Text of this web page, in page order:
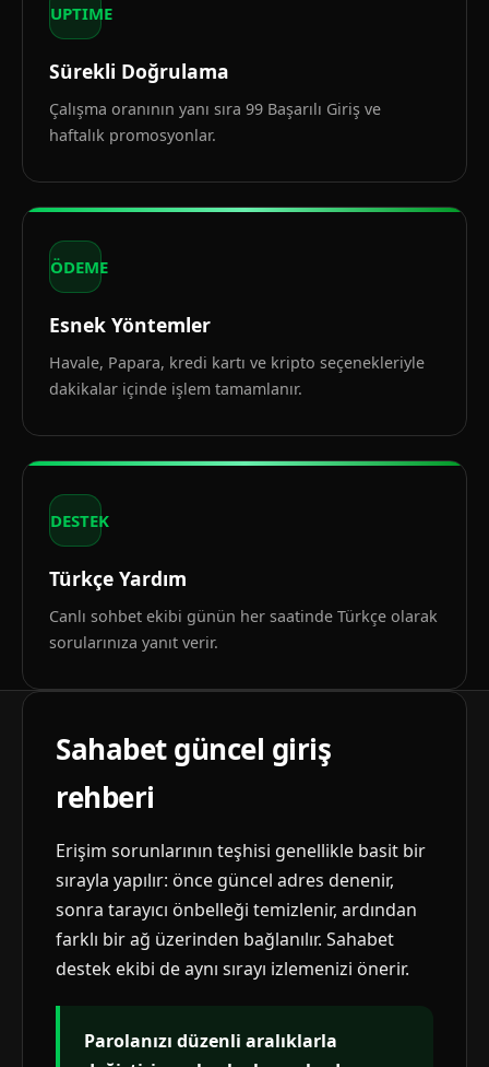
UPTIME
Sürekli Doğrulama
Çalışma oranının yanı sıra 99 Başarılı Giriş ve
haftalık promosyonlar.
ÖDEME
Esnek Yöntemler
Havale, Papara, kredi kartı ve kripto seçenekleriyle
dakikalar içinde işlem tamamlanır.
DESTEK
Türkçe Yardım
Canlı sohbet ekibi günün her saatinde Türkçe olarak
sorularınıza yanıt verir.
Sahabet güncel giriş
rehberi
Erişim sorunlarının teşhisi genellikle basit bir
sırayla yapılır: önce güncel adres denenir,
sonra tarayıcı önbelleği temizlenir, ardından
farklı bir ağ üzerinden bağlanılır. Sahabet
destek ekibi de aynı sırayı izlemenizi önerir.
Parolanızı düzenli aralıklarla